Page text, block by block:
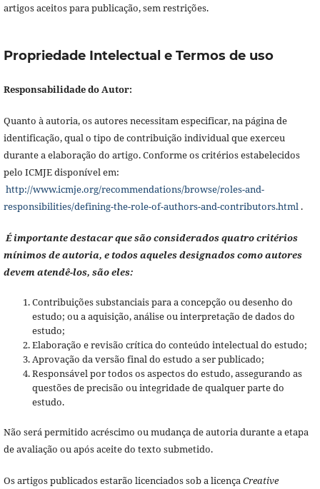
artigos aceitos para publicação, sem restrições.
Propriedade Intelectual e Termos de uso
Responsabilidade do Autor:
Quanto à autoria, os autores necessitam especificar, na página de
identificação, qual o tipo de contribuição individual que exerceu
durante a elaboração do artigo. Conforme os critérios estabelecidos
pelo ICMJE disponível em:
http://www.icmje.org/recommendations/browse/roles-and-
responsibilities/defining-the-role-of-authors-and-contributors.html.
É importante destacar que são considerados quatro critérios
mínimos de autoria, e todos aqueles designados como autores
devem atendê-los, são eles:
Contribuições substanciais para a concepção ou desenho do
estudo; ou a aquisição, análise ou interpretação de dados do
estudo;
Elaboração e revisão crítica do conteúdo intelectual do estudo;
Aprovação da versão final do estudo a ser publicado;
Responsável por todos os aspectos do estudo, assegurando as
questões de precisão ou integridade de qualquer parte do
estudo.
Não será permitido acréscimo ou mudança de autoria durante a etapa
de avaliação ou após aceite do texto submetido.
Os artigos publicados estarão licenciados sob a licençaCreative